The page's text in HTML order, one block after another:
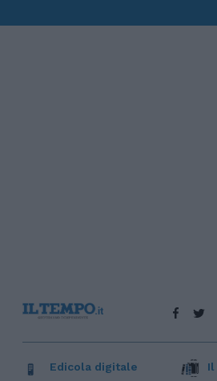
Edicola digitale Il